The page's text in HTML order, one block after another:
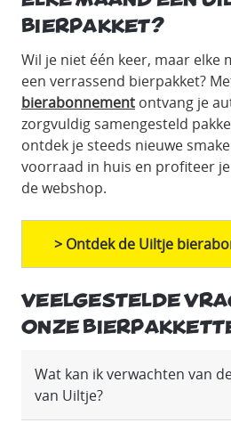
bierpakket?
Wil je niet één keer, maar elke
een verrassend bierpakket?
bierabonnement ontvang je
zorgvuldig samengesteld
ontdek je steeds nieuwe
voorraad in huis en profiteer
de webshop.
> Ontdek de Uiltje
Veelgestelde
onze
Wat kan ik verwachten van
van Uiltje?